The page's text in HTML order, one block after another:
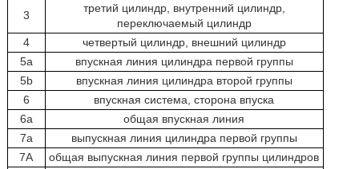
3
третий цилиндр, внутренний цилиндр,
переключаемый цилиндр
4
четвертый цилиндр, внешний цилиндр
5а
впускная линия цилиндра первой группы
5b
впускная линия цилиндра второй группы
6
впускная система, сторона впуска
6а
общая впускная линия
7а
выпускная линия цилиндра первой группы
7А
общая выпускная линия первой группы цилиндров